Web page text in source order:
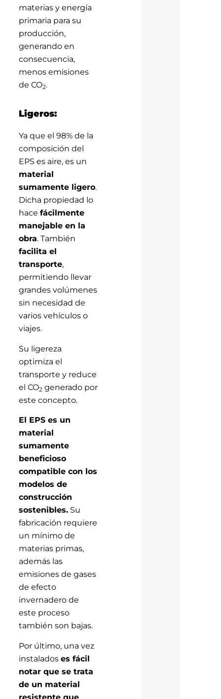
materias y energía
primaria para su
producción,
generando en
consecuencia,
menos emisiones
de CO2.
Ligeros:
Ya que el 98% de la
composición del
EPS es aire, es un
material
sumamente ligero.
Dicha propiedad lo
hace fácilmente
manejable en la
obra. También
facilita el
transporte,
permitiendo llevar
grandes volúmenes
sin necesidad de
varios vehículos o
viajes.
Su ligereza
optimiza el
transporte y reduce
el CO2 generado por
este concepto.
El EPS es un
material
sumamente
beneficioso
compatible con los
modelos de
construcción
sostenibles.Su
fabricación requiere
un mínimo de
materias primas,
además las
emisiones de gases
de efecto
invernadero de
este proceso
también son bajas.
Por último, una vez
instalados es fácil
notar que se trata
de un material
resistente que